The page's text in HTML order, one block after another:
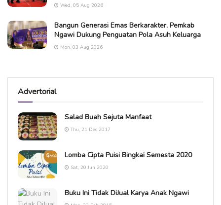
Wed, 05 Aug 2026
Bangun Generasi Emas Berkarakter, Pemkab
Ngawi Dukung Penguatan Pola Asuh Keluarga
Mon, 03 Aug 2026
Advertorial
Salad Buah Sejuta Manfaat
Thu, 21 Dec 2017
Lomba Cipta Puisi Bingkai Semesta 2020
Sat, 20 Jun 2020
Buku Ini Tidak DiJual Karya Anak Ngawi